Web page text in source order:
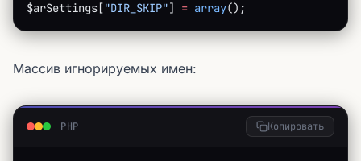
$arSettings["DIR_SKIP"] = array();
Массив игнорируемых имен:
PHP Копировать